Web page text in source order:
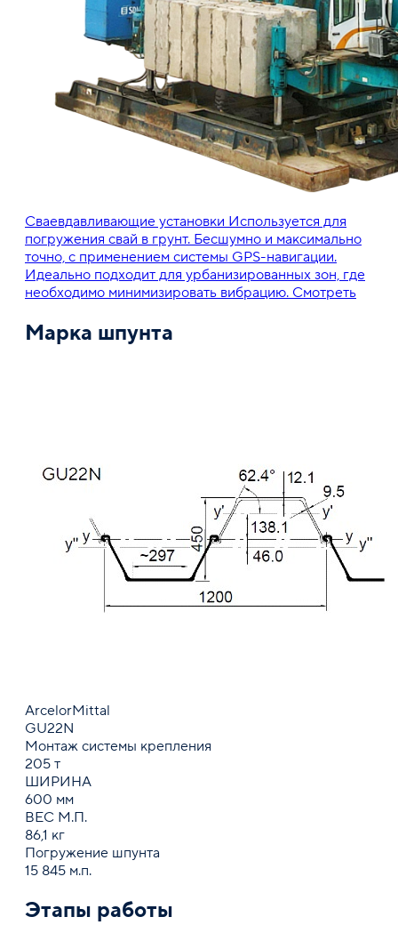
Сваевдавливающие установки Используется для
погружения свай в грунт. Бесшумно и максимально
точно, с применением системы GPS-навигации.
Идеально подходит для урбанизированных зон, где
необходимо минимизировать вибрацию. Смотреть
Марка шпунта
ArcelorMittal
GU22N
Монтаж системы крепления
205 т
ШИРИНА
600 мм
ВЕС М.П.
86,1 кг
Погружение шпунта
15 845 м.п.
Этапы работы